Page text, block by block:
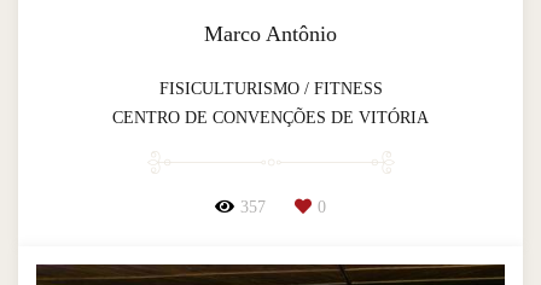
Marco Antônio
FISICULTURISMO / FITNESS
CENTRO DE CONVENÇÕES DE VITÓRIA
357 0